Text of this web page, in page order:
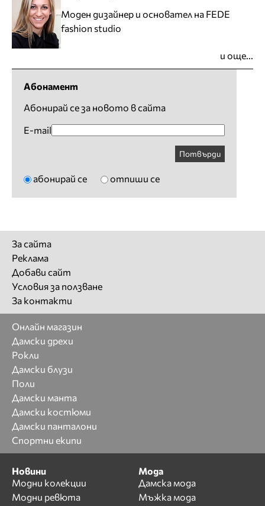
Моден дизайнер и основател на FEDE
fashion studio
и още...
Абонамент
Абонирай се за новото в сайта
E-mail
Потвърди
абонирай се отпиши се
За сайта
Реклама
Добави сайт
Условия за ползване
За контакти
Онлайн магазин
Дамски дрехи
Рокли
Дамски блузи
Поли
Дамски манта
Дамски костюми
Дамски панталони
Спортни екипи
Новини
Модни колекции
Модни ревюта
Мода
Дамска мода
Мъжка мода